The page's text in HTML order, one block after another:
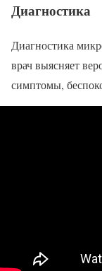
Диагностика
Диагностика
врач выясняет
симптомы,